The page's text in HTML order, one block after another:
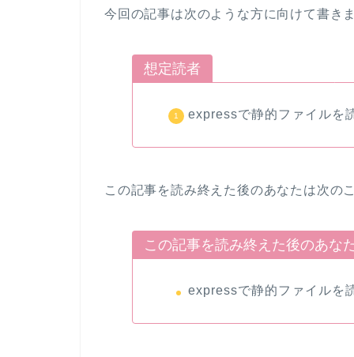
今回の記事は次のような方に向けて書き
想定読者
expressで静的ファイルを
この記事を読み終えた後のあなたは次の
この記事を読み終えた後のあな
expressで静的ファイルを